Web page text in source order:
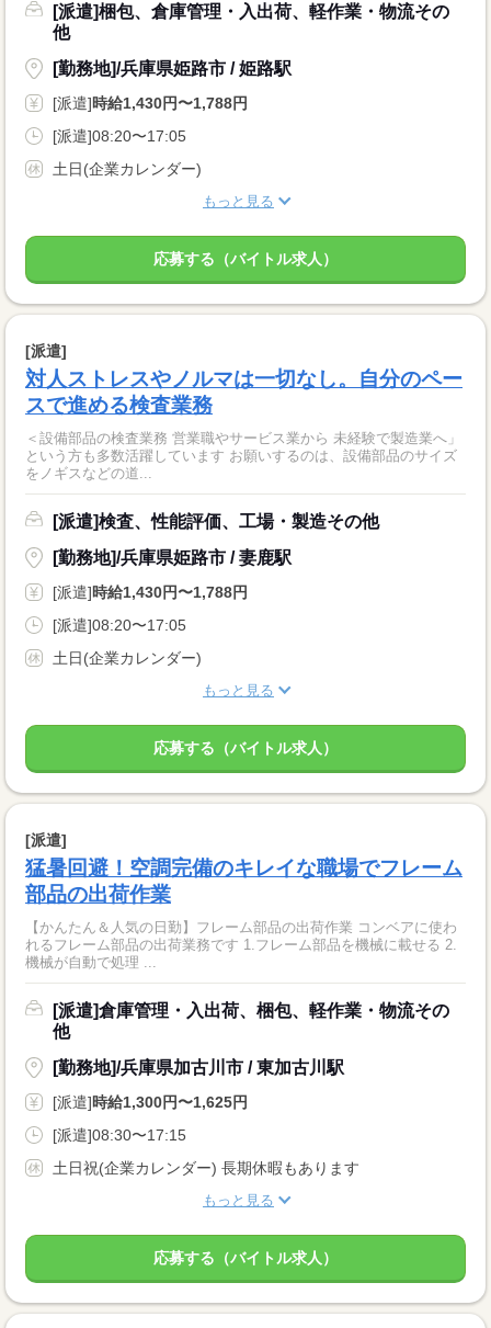
[派遣]梱包、倉庫管理・入出荷、軽作業・物流その
他
[勤務地]/兵庫県姫路市 / 姫路駅
[派遣]時給1,430円〜1,788円
[派遣]08:20〜17:05
土日(企業カレンダー)
もっと見る
応募する（バイトル求人）
[派遣]
対人ストレスやノルマは一切なし。自分のペー
スで進める検査業務
＜設備部品の検査業務 営業職やサービス業から 未経験で製造業へ」
という方も多数活躍しています お願いするのは、設備部品のサイズ
をノギスなどの道...
[派遣]検査、性能評価、工場・製造その他
[勤務地]/兵庫県姫路市 / 妻鹿駅
[派遣]時給1,430円〜1,788円
[派遣]08:20〜17:05
土日(企業カレンダー)
もっと見る
応募する（バイトル求人）
[派遣]
猛暑回避！空調完備のキレイな職場でフレーム
部品の出荷作業
【かんたん＆人気の日勤】フレーム部品の出荷作業 コンベアに使わ
れるフレーム部品の出荷業務です 1.フレーム部品を機械に載せる 2.
機械が自動で処理 ...
[派遣]倉庫管理・入出荷、梱包、軽作業・物流その
他
[勤務地]/兵庫県加古川市 / 東加古川駅
[派遣]時給1,300円〜1,625円
[派遣]08:30〜17:15
土日祝(企業カレンダー) 長期休暇もあります
もっと見る
応募する（バイトル求人）